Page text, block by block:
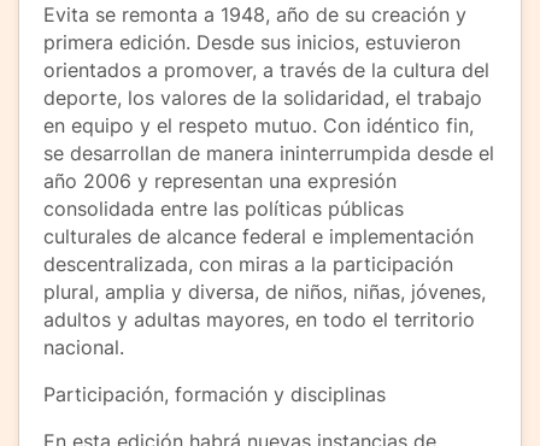
Evita se remonta a 1948, año de su creación y
primera edición. Desde sus inicios, estuvieron
orientados a promover, a través de la cultura del
deporte, los valores de la solidaridad, el trabajo
en equipo y el respeto mutuo. Con idéntico fin,
se desarrollan de manera ininterrumpida desde el
año 2006 y representan una expresión
consolidada entre las políticas públicas
culturales de alcance federal e implementación
descentralizada, con miras a la participación
plural, amplia y diversa, de niños, niñas, jóvenes,
adultos y adultas mayores, en todo el territorio
nacional.
Participación, formación y disciplinas
En esta edición habrá nuevas instancias de